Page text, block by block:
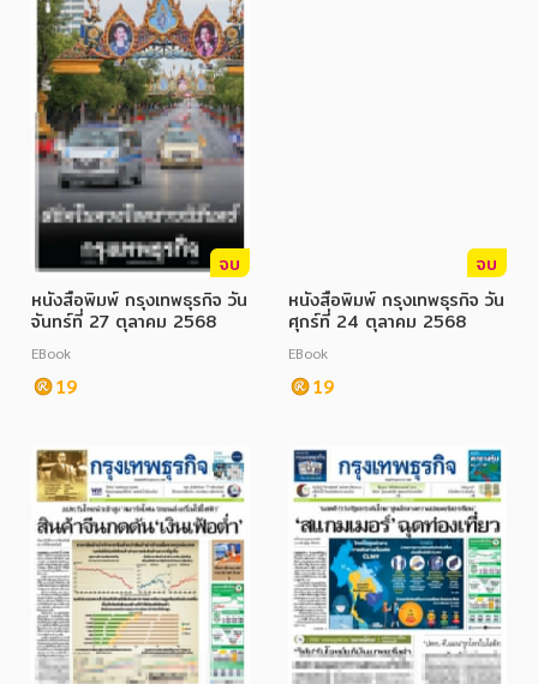
จบ
หนังสือพิมพ์ กรุงเทพธุรกิจ วัน
จันทร์ที่ 27 ตุลาคม 2568
EBook
19
จบ
หนังสือพิมพ์ กรุงเทพธุรกิจ วัน
ศุกร์ที่ 24 ตุลาคม 2568
EBook
19